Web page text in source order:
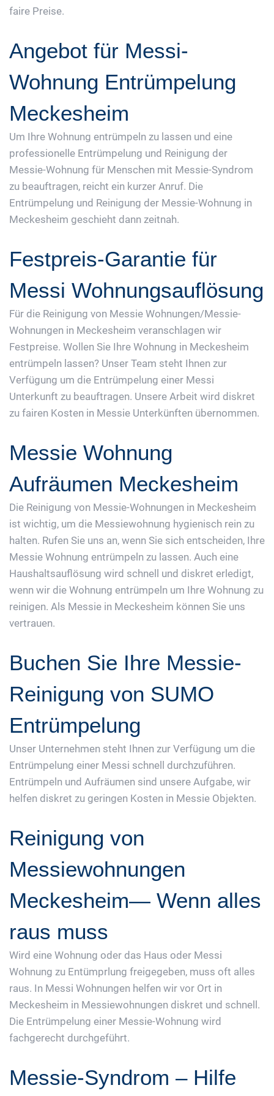
faire Preise.
Angebot für Messi-
Wohnung Entrümpelung
Meckesheim
Um Ihre Wohnung entrümpeln zu lassen und eine
professionelle Entrümpelung und Reinigung der
Messie-Wohnung für Menschen mit Messie-Syndrom
zu beauftragen, reicht ein kurzer Anruf. Die
Entrümpelung und Reinigung der Messie-Wohnung in
Meckesheim geschieht dann zeitnah.
Festpreis-Garantie für
Messi Wohnungsauflösung
Für die Reinigung von Messie Wohnungen/Messie-
Wohnungen in Meckesheim veranschlagen wir
Festpreise. Wollen Sie Ihre Wohnung in Meckesheim
entrümpeln lassen? Unser Team steht Ihnen zur
Verfügung um die Entrümpelung einer Messi
Unterkunft zu beauftragen. Unsere Arbeit wird diskret
zu fairen Kosten in Messie Unterkünften übernommen.
Messie Wohnung
Aufräumen Meckesheim
Die Reinigung von Messie-Wohnungen in Meckesheim
ist wichtig, um die Messiewohnung hygienisch rein zu
halten. Rufen Sie uns an, wenn Sie sich entscheiden, Ihre
Messie Wohnung entrümpeln zu lassen. Auch eine
Haushaltsauflösung wird schnell und diskret erledigt,
wenn wir die Wohnung entrümpeln um Ihre Wohnung zu
reinigen. Als Messie in Meckesheim können Sie uns
vertrauen.
Buchen Sie Ihre Messie-
Reinigung von SUMO
Entrümpelung
Unser Unternehmen steht Ihnen zur Verfügung um die
Entrümpelung einer Messi schnell durchzuführen.
Entrümpeln und Aufräumen sind unsere Aufgabe, wir
helfen diskret zu geringen Kosten in Messie Objekten.
Reinigung von
Messiewohnungen
Meckesheim— Wenn alles
raus muss
Wird eine Wohnung oder das Haus oder Messi
Wohnung zu Entümprlung freigegeben, muss oft alles
raus. In Messi Wohnungen helfen wir vor Ort in
Meckesheim in Messiewohnungen diskret und schnell.
Die Entrümpelung einer Messie-Wohnung wird
fachgerecht durchgeführt.
Messie-Syndrom – Hilfe